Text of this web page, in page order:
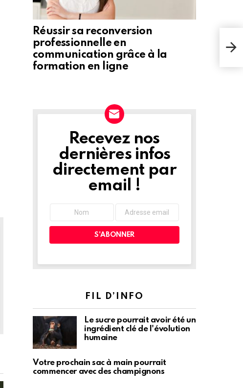
Réussir sa reconversion
professionnelle en
communication grâce à la
formation en ligne
NEWSLETTER
Recevez nos
dernières infos
directement par
email !
FIL D’INFO
Le sucre pourrait avoir été un
ingrédient clé de l'évolution
humaine
Votre prochain sac à main pourrait
commencer avec des champignons